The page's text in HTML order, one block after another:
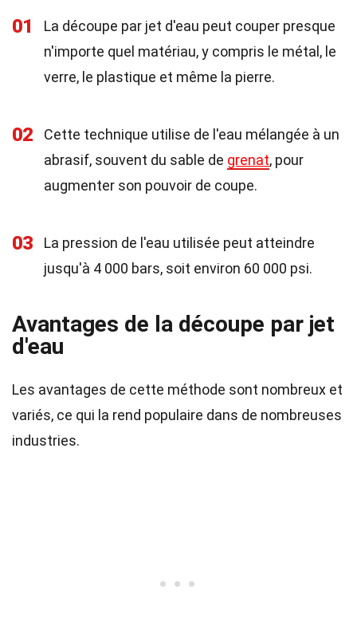
01
La découpe par jet d'eau peut couper presque
n'importe quel matériau, y compris le métal, le
verre, le plastique et même la pierre.
02
Cette technique utilise de l'eau mélangée à un
abrasif, souvent du sable de grenat, pour
augmenter son pouvoir de coupe.
03
La pression de l'eau utilisée peut atteindre
jusqu'à 4 000 bars, soit environ 60 000 psi.
Avantages de la découpe par jet
d'eau
Les avantages de cette méthode sont nombreux et
variés, ce qui la rend populaire dans de nombreuses
industries.